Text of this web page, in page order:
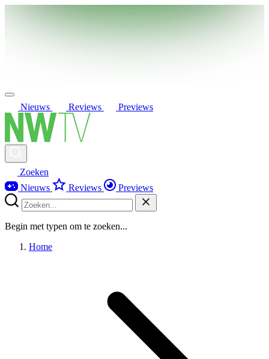
Nieuws Reviews Previews
Zoeken
Nieuws
Reviews Previews
Begin met typen om te zoeken...
Home